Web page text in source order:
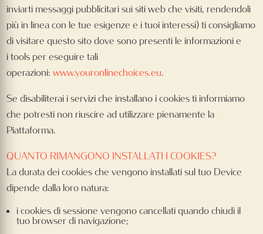
inviarti messaggi pubblicitari sui siti web che visiti, rendendoli
più in linea con le tue esigenze e i tuoi interessi) ti consigliamo
di visitare questo sito dove sono presenti le informazioni e
i tools per eseguire tali
operazioni:www.youronlinechoices.eu.
Se disabiliterai i servizi che installano i cookies ti informiamo
che potresti non riuscire ad utilizzare pienamente la
Piattaforma.
QUANTO RIMANGONO INSTALLATI I COOKIES?
La durata dei cookies che vengono installati sul tuo Device
dipende dalla loro natura:
i cookies di sessione vengono cancellati quando chiudi il
tuo browser di navigazione;